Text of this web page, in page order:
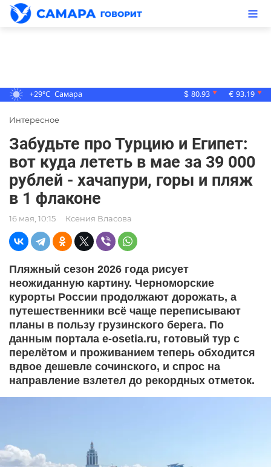
+29°C Самара $ 80.93 ▼ € 93.19 ▼
Интересное
Забудьте про Турцию и Египет:
вот куда лететь в мае за 39 000
рублей - хачапури, горы и пляж
в 1 флаконе
16 мая, 10:15 Ксения Власова
Пляжный сезон 2026 года рисует
неожиданную картину. Черноморские
курорты России продолжают дорожать, а
путешественники всё чаще переписывают
планы в пользу грузинского берега. По
данным портала e-osetia.ru, готовый тур с
перелётом и проживанием теперь обходится
вдвое дешевле сочинского, и спрос на
направление взлетел до рекордных отметок.